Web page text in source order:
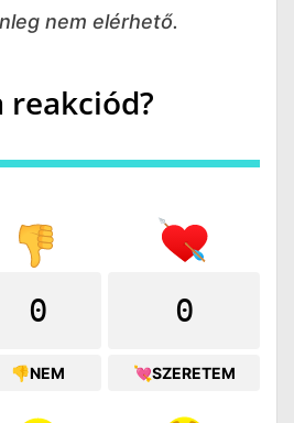
nem elérhető.
reakciód?
0
👎NEM
0
💘SZERETEM